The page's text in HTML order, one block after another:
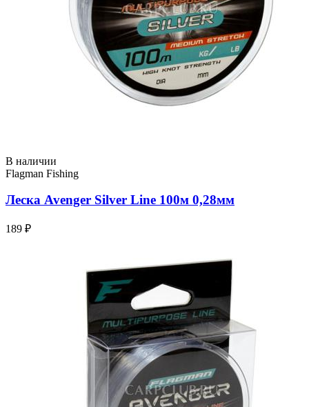
В наличии
Flagman Fishing
Леска Avenger Silver Line 100м 0,28мм
189 ₽